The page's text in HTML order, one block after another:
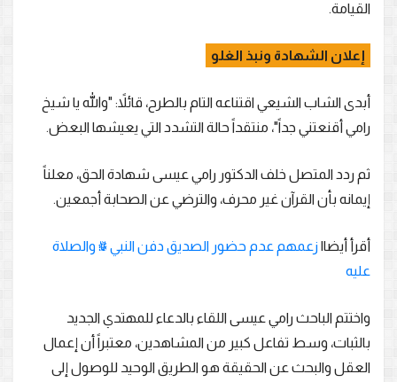
القيامة.
إعلان الشهادة ونبذ الغلو
أبدى الشاب الشيعي اقتناعه التام بالطرح، قائلاً: "والله يا شيخ
رامي أقنعتني جداً"، منتقداً حالة التشدد التي يعيشها البعض.
ثم ردد المتصل خلف الدكتور رامي عيسى شهادة الحق، معلناً
إيمانه بأن القرآن غير محرف، والترضي عن الصحابة أجمعين.
أقرأ أيضا|زعمهم عدم حضور الصديق دفن النبي ﷺ والصلاة
عليه
واختتم الباحث رامي عيسى اللقاء بالدعاء للمهتدي الجديد
بالثبات، وسط تفاعل كبير من المشاهدين، معتبراً أن إعمال
العقل والبحث عن الحقيقة هو الطريق الوحيد للوصول إلى